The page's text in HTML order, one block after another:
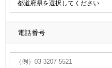
電話番号